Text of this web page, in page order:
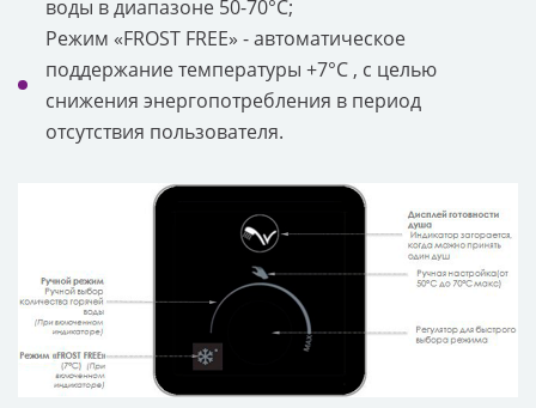
воды в диапазоне 50-70°C;
Режим «FROST FREE» - автоматическое
поддержание температуры +7°C , с целью
снижения энергопотребления в период
отсутствия пользователя.